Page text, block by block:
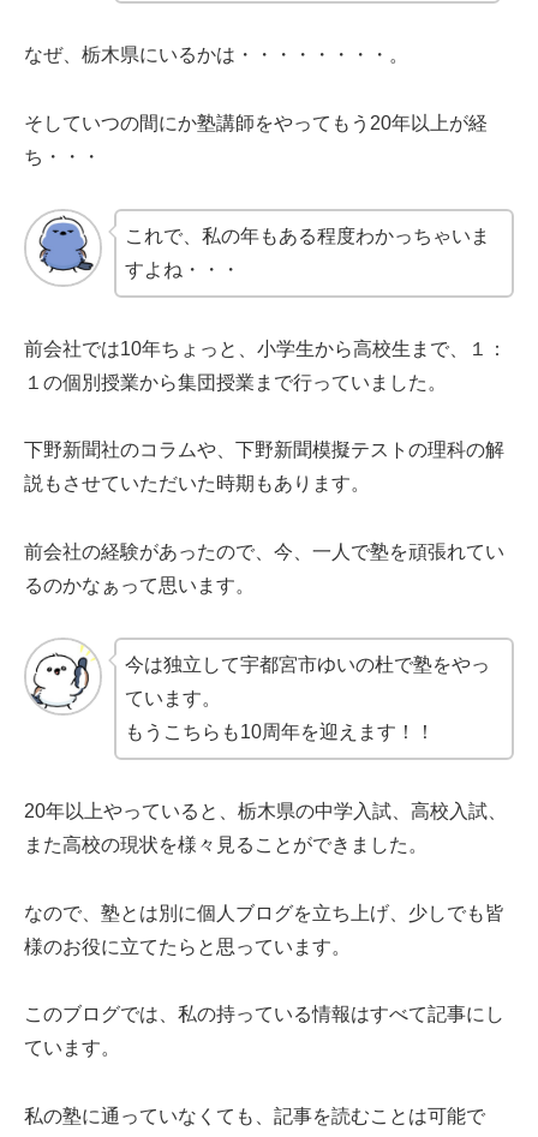
なぜ、栃木県にいるかは・・・・・・・・。
そしていつの間にか塾講師をやってもう20年以上が経
ち・・・
これで、私の年もある程度わかっちゃいま
すよね・・・
前会社では10年ちょっと、小学生から高校生まで、１：
１の個別授業から集団授業まで行っていました。
下野新聞社のコラムや、下野新聞模擬テストの理科の解
説もさせていただいた時期もあります。
前会社の経験があったので、今、一人で塾を頑張れてい
るのかなぁって思います。
今は独立して宇都宮市ゆいの杜で塾をやっ
ています。
もうこちらも10周年を迎えます！！
20年以上やっていると、栃木県の中学入試、高校入試、
また高校の現状を様々見ることができました。
なので、塾とは別に個人ブログを立ち上げ、少しでも皆
様のお役に立てたらと思っています。
このブログでは、私の持っている情報はすべて記事にし
ています。
私の塾に通っていなくても、記事を読むことは可能で